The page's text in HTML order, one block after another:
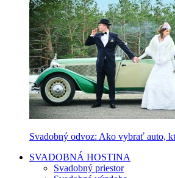
Svadobný odvoz: Ako vybrať auto,
SVADOBNÁ HOSTINA
Svadobný priestor